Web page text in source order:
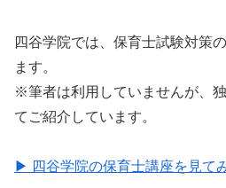
四谷学院では、保育士試験対策
ます。
※筆者は利用していませんが、
てご紹介しています。
▶ 四谷学院の保育士講座を見て